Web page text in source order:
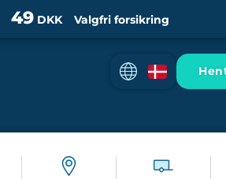
Valgfri forsikring
49DKK